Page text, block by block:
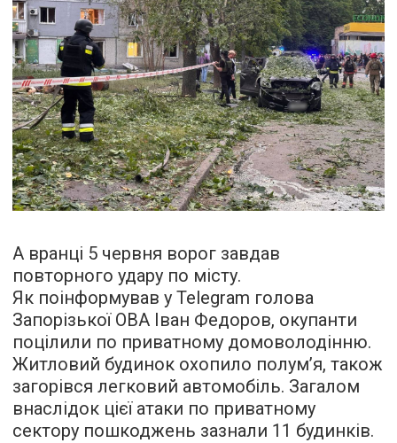
А вранці 5 червня ворог завдав
повторного удару по місту.
Як поінформував у Telegram голова
Запорізької ОВА Іван Федоров, окупанти
поцілили по приватному домоволодінню.
Житловий будинок охопило полум’я, також
загорівся легковий автомобіль. Загалом
внаслідок цієї атаки по приватному
сектору пошкоджень зазнали 11 будинків.